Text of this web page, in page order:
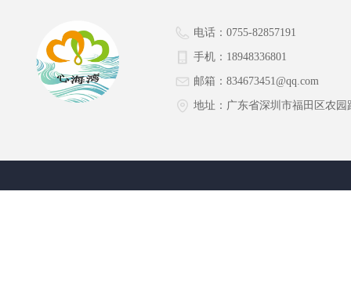
电话： 0755-82857191
手机： 18948336801
邮箱： 834673451@qq.com
地址： 广东省深圳市福田区农园